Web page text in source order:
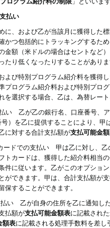
払い
に、および乙が当該月に獲得した
かつ包括的にトラッキングするた
金額（米ドルの場合はセントなど
たり低くなったりすることがあり
よび特別プログラム紹介料を獲得
プログラム紹介料および特別プロ
を選択する場合、乙は、為替レー
い 乙が乙の銀行名、口座番号、
号）を乙に提供することにより、
に対する合計支払額が支払可能金
ードでの支払い 甲は乙に対し、乙
トカードは、獲得した紹介料相当
件に従います。乙がこのオプショ
ができます。甲は、合計支払額が
することができます。
い 乙が自身の住所を乙に通知し
払額が支払可能金額表に記載され
額表に記載される処理手数料を差し